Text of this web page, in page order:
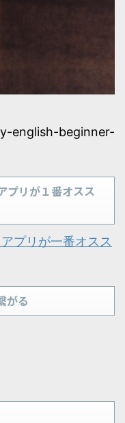
english-beginner-
プリが１番オスス
プリが一番オスス
がる